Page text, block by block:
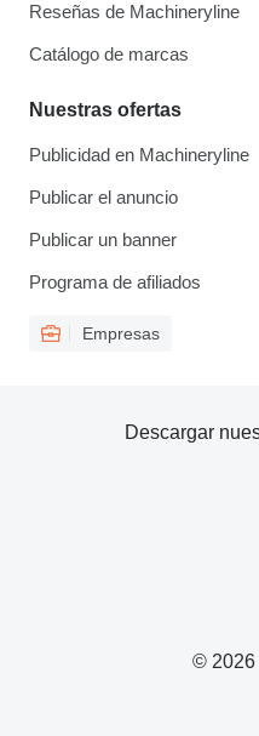
Reseñas de Machineryline
Catálogo de marcas
Nuestras ofertas
Publicidad en Machineryline
Publicar el anuncio
Publicar un banner
Programa de afiliados
Empresas
© 2026
Descargar